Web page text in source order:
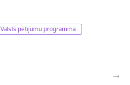
Valsts pētījumu programma